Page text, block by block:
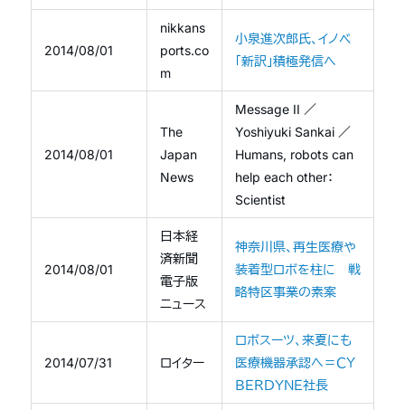
2014/08/01
nikkans
ports.co
m
小泉進次郎氏、イノベ
「新訳」積極発信へ
2014/08/01
The
Japan
News
Message II ／
Yoshiyuki Sankai ／
Humans, robots can
help each other：
Scientist
2014/08/01
日本経
済新聞
電子版
ニュース
神奈川県、再生医療や
装着型ロボを柱に 戦
略特区事業の素案
2014/07/31 ロイター
ロボスーツ、来夏にも
医療機器承認へ＝ＣＹ
ＢＥＲＤＹＮＥ社長